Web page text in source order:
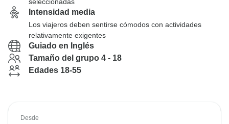
Intensidad media
Los viajeros deben sentirse cómodos con actividades
relativamente exigentes
Guiado en Inglés
Tamaño del grupo 4 - 18
Edades 18-55
Desde